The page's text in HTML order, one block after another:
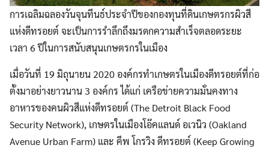
การเฉลิมฉลองวันจุนทีนธ์ประจำปีของกองทุนที่ดินเกษตรกรผิวสี
แห่งดีทรอยต์ จะเป็นการรำลึกถึงมรดกความสำเร็จตลอดระยะ
เวลา 6 ปีในการสนับสนุนเกษตรกรในเมือง
เมื่อวันที่ 19 มิถุนายน 2020 องค์กรทำเกษตรในเมืองดีทรอยต์ที่ก่อ
ตั้งมาอย่างยาวนาน 3 องค์กร ได้แก่ เครือข่ายความมั่นคงทาง
อาหารของคนผิวสีแห่งดีทรอยต์ (The Detroit Black Food
Security Network), เกษตรในเมืองโอ๊คแลนด์ อเวนิว (Oakland
Avenue Urban Farm) และ คีพ โกรวิง ดีทรอยต์ (Keep Growing